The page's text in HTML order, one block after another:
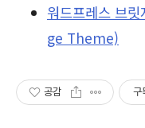
워드프레스 브
ge Theme)
공감 구